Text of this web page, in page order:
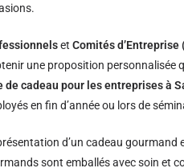
etComités d’Entreprise
une proposition personnalisée
de cadeau pour les entreprises à
en fin d’année ou lors de
d’un cadeau
sont emballés avec soin et